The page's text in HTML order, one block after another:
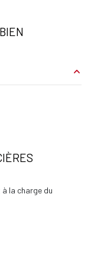
la charge du